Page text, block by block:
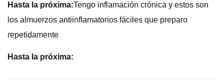
Hasta la próxima:Tengo inflamación crónica y estos son
los almuerzos antiinflamatorios fáciles que preparo
repetidamente
Hasta la próxima: